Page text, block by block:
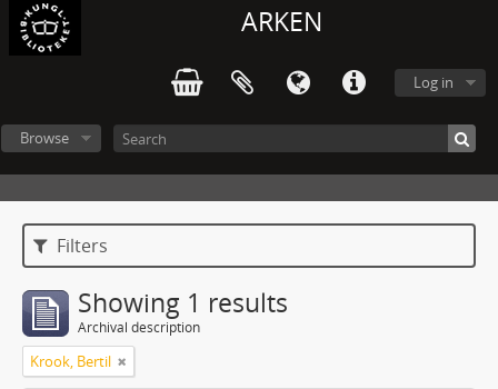
ARKEN
Log in
Browse
Filters
Showing 1 results
Archival description
Krook, Bertil